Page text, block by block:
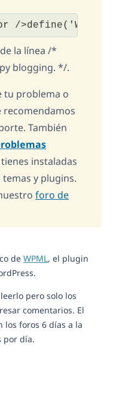
la línea /*
blogging. */.
tu problema o
recomendamos
También
instaladas
y plugins.
foro de
de WPML, el plugin
pero solo los
comentarios. El
los foros 6 días a la
por día.